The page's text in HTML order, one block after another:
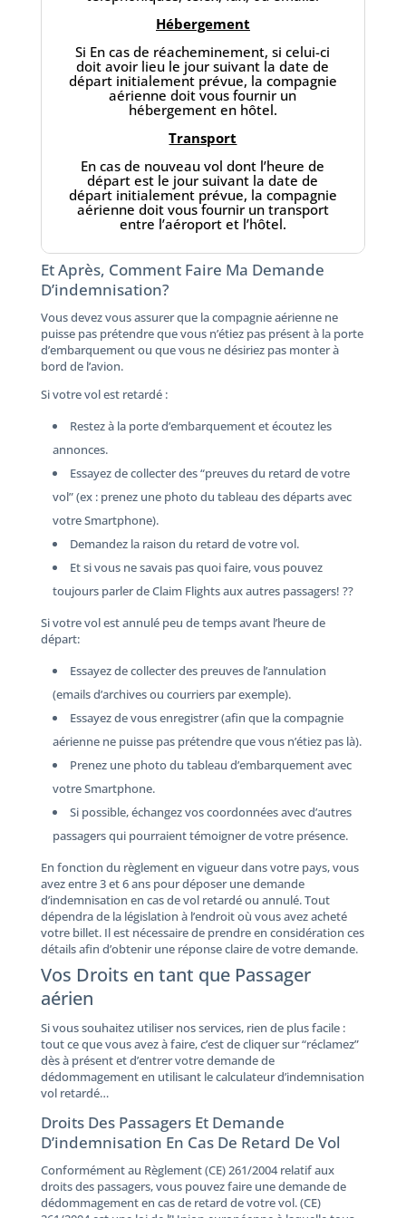
Hébergement
Si En cas de réacheminement, si celui-ci
doit avoir lieu le jour suivant la date de
départ initialement prévue, la compagnie
aérienne doit vous fournir un
hébergement en hôtel.
Transport
En cas de nouveau vol dont l’heure de
départ est le jour suivant la date de
départ initialement prévue, la compagnie
aérienne doit vous fournir un transport
entre l’aéroport et l’hôtel.
Et Après, Comment Faire Ma Demande
D’indemnisation?
Vous devez vous assurer que la compagnie aérienne ne
puisse pas prétendre que vous n’étiez pas présent à la porte
d’embarquement ou que vous ne désiriez pas monter à
bord de l’avion.
Si votre vol est retardé :
Restez à la porte d’embarquement et écoutez les
annonces.
Essayez de collecter des “preuves du retard de votre
vol” (ex : prenez une photo du tableau des départs avec
votre Smartphone).
Demandez la raison du retard de votre vol.
Et si vous ne savais pas quoi faire, vous pouvez
toujours parler de Claim Flights aux autres passagers! ??
Si votre vol est annulé peu de temps avant l’heure de
départ:
Essayez de collecter des preuves de l’annulation
(emails d’archives ou courriers par exemple).
Essayez de vous enregistrer (afin que la compagnie
aérienne ne puisse pas prétendre que vous n’étiez pas là).
Prenez une photo du tableau d’embarquement avec
votre Smartphone.
Si possible, échangez vos coordonnées avec d’autres
passagers qui pourraient témoigner de votre présence.
En fonction du règlement en vigueur dans votre pays, vous
avez entre 3 et 6 ans pour déposer une demande
d’indemnisation en cas de vol retardé ou annulé. Tout
dépendra de la législation à l’endroit où vous avez acheté
votre billet. Il est nécessaire de prendre en considération ces
détails afin d’obtenir une réponse claire de votre demande.
Vos Droits en tant que Passager
aérien
Si vous souhaitez utiliser nos services, rien de plus facile :
tout ce que vous avez à faire, c’est de cliquer sur “réclamez”
dès à présent et d’entrer votre demande de
dédommagement en utilisant le calculateur d’indemnisation
vol retardé…
Droits Des Passagers Et Demande
D’indemnisation En Cas De Retard De Vol
Conformément au Règlement (CE) 261/2004 relatif aux
droits des passagers, vous pouvez faire une demande de
dédommagement en cas de retard de votre vol. (CE)